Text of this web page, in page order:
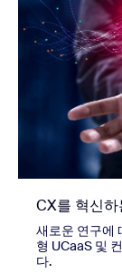
CX를 혁신하
새로운 연구에
형 UCaaS 및
다.